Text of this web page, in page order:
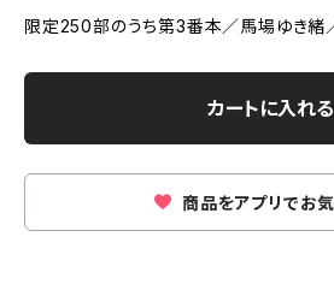
限定250部のうち第3番本／馬場ゆき
カートに入れる
商品をアプリでお